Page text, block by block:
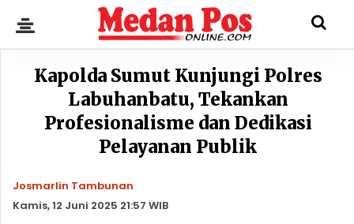
Kapolda Sumut Kunjungi Polres
Labuhanbatu, Tekankan
Profesionalisme dan Dedikasi
Pelayanan Publik
Josmarlin Tambunan
Kamis, 12 Juni 2025 21:57 WIB